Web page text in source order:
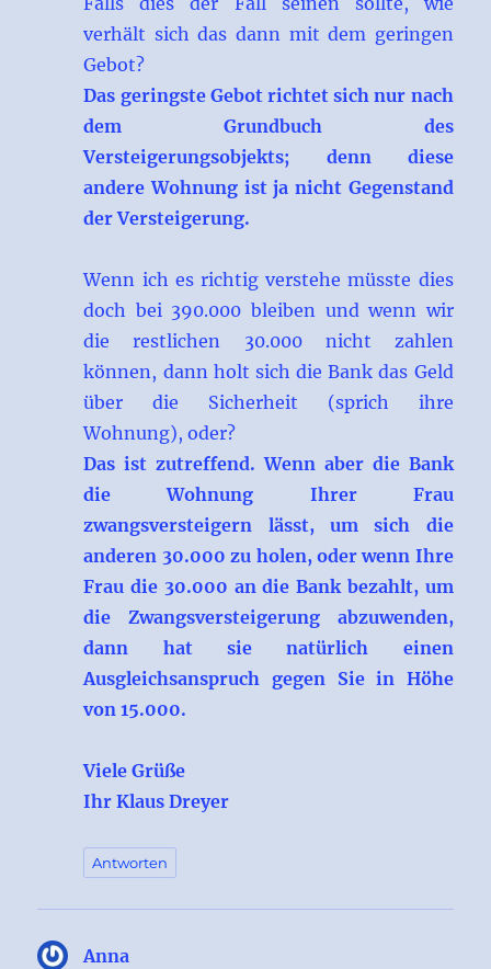
verhält sich das dann mit dem geringen
Gebot?
Das geringste Gebot richtet sich nur nach
dem Grundbuch des
Versteigerungsobjekts; denn diese
andere Wohnung ist ja nicht Gegenstand
der Versteigerung.
Wenn ich es richtig verstehe müsste dies
doch bei 390.000 bleiben und wenn wir
die restlichen 30.000 nicht zahlen
können, dann holt sich die Bank das Geld
über die Sicherheit (sprich ihre
Wohnung), oder?
Das ist zutreffend. Wenn aber die Bank
die Wohnung Ihrer Frau
zwangsversteigern lässt, um sich die
anderen 30.000 zu holen, oder wenn Ihre
Frau die 30.000 an die Bank bezahlt, um
die Zwangsversteigerung abzuwenden,
dann hat sie natürlich einen
Ausgleichsanspruch gegen Sie in Höhe
von 15.000.
Viele Grüße
Ihr Klaus Dreyer
Antworten
Anna